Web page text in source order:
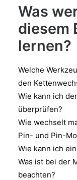
Was
diesem
lernen?
Welche
den
Wie kann ich
überprüfen?
Wie wechselt
Pin- und Pin-
Wie kann ich
Was ist bei der
beachten?